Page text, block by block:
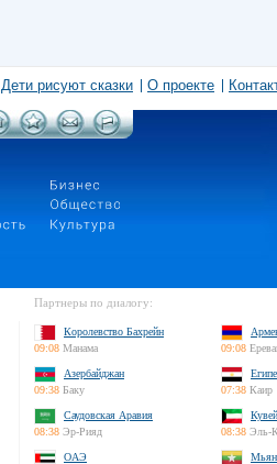
Дети рисуют сказки О проекте
Партнеры по диалогу:
Королевство Бахрейн
09:08 Манама
09:08
Азербайджан
09:38 Баку
07:38 Каир
Саудовская Аравия
08:38 Эр-Рияд
08:38 Эль-
ОАЭ